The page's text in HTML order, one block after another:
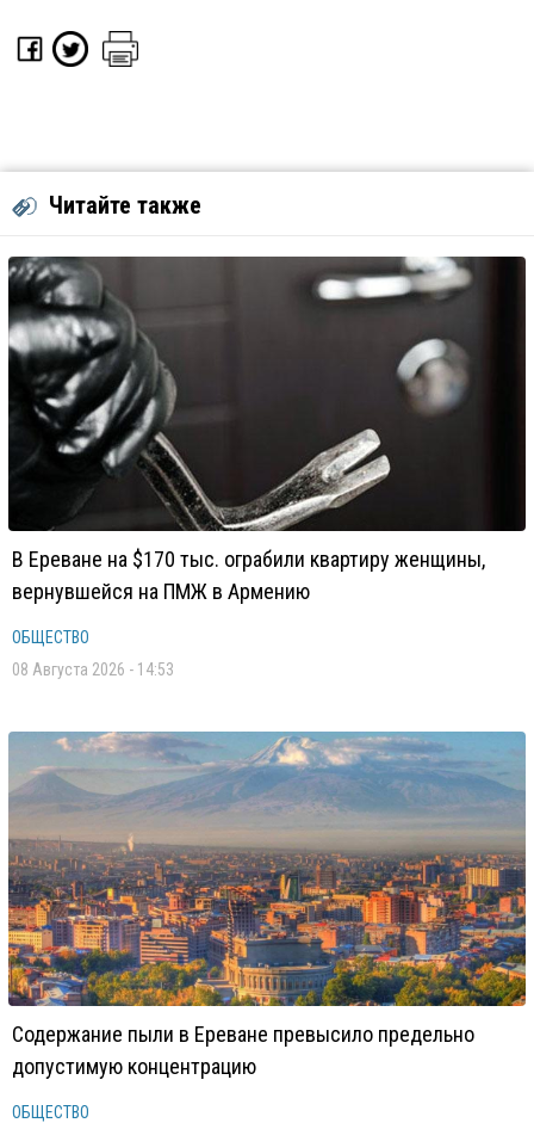
Читайте также
В Ереване на $170 тыс. ограбили квартиру женщины,
вернувшейся на ПМЖ в Армению
ОБЩЕСТВО
08 Августа 2026 - 14:53
Содержание пыли в Ереване превысило предельно
допустимую концентрацию
ОБЩЕСТВО